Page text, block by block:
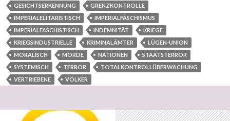
GESICHTSERKENNUNG
GRENZKONTROLLE
IMPERIALELITARISTISCH
IMPERIALFASCHISMUS
IMPERIALFASCHISTISCH
INDEMNITÄT
KRIEGE
KRIEGSINDUSTRIELLE
KRIMINALÄMTER
LÜGEN-UNION
MORALISCH
MORDE NATIONEN
STAATSTERROR
SYSTEMISCH
TERROR
TOTALKONTROLLÜBERWACHUNG
VERTRIEBENE
VÖLKER